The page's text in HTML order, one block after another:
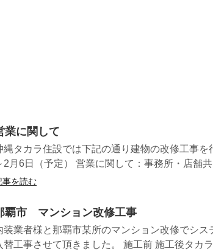
業に関して
縄タカラ住設では下記の通り建物の改修工事を
2月6日（予定） 営業に関して：事務所・店舗
事を読む
覇市 マンション改修工事
装業者様と那覇市某所のマンション改修でシ
替工事させて頂きました。 施工前 施工後タカ